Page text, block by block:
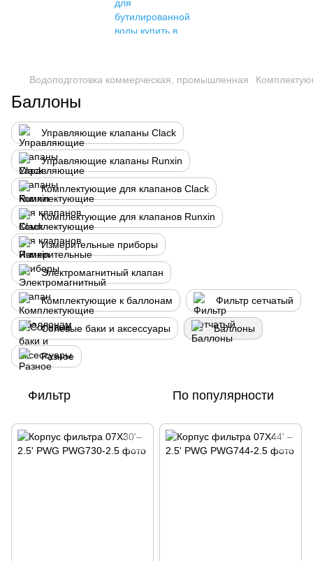
Водоподготовка коммерческая, промышленная
Баллоны
Управляющие клапаны Clack
Управляющие клапаны Runxin
Комплектующие для клапанов Clack
Комплектующие для клапанов Runxin
Измерительные приборы
Электромагнитный клапан
Комплектующие к баллонам Фильтр сетчатый
Солевые баки и аксессуары Баллоны
Разное
Фильтр По популярности